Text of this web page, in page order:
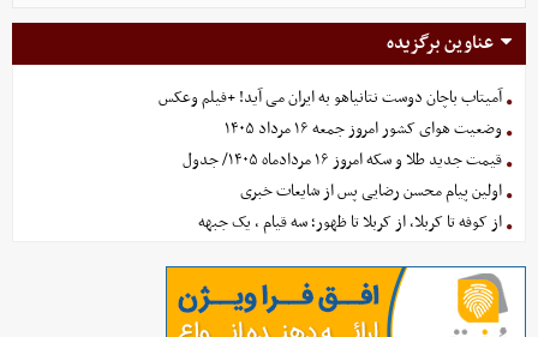
عناوین برگزیده
آمیتاب باچان دوست نتانیاهو به ایران می آید! +فیلم وعکس
وضعیت هوای کشور امروز جمعه ۱۶ مرداد ۱۴۰۵
قیمت جدید طلا و سکه امروز ۱۶ مردادماه ۱۴۰۵/ جدول
اولین پیام محسن رضایی پس از شایعات خبری
از کوفه تا کربلا، از کربلا تا ظهور؛ سه قیام ، یک جبهه